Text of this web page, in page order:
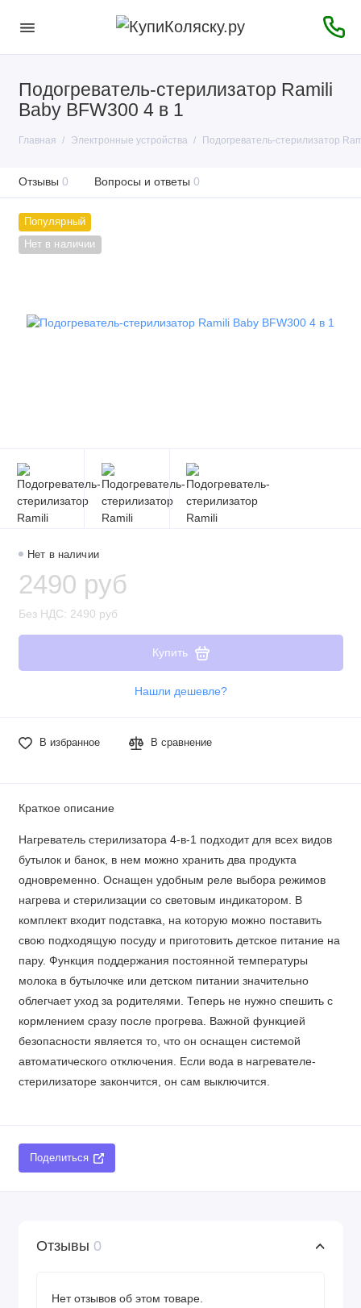
Подогреватель-стерилизатор Ramili
Baby BFW300 4 в 1
Главная Электронные устройства Подогреватель-стерилизатор
Отзывы 0 Вопросы и ответы 0
Популярный
Нет в наличии
Нет в наличии
2490 руб
Без НДС: 2490 руб
Купить
Нашли дешевле?
В избранное В сравнение
Краткое описание
Нагреватель стерилизатора 4-в-1 подходит для всех видов
бутылок и банок, в нем можно хранить два продукта
одновременно. Оснащен удобным реле выбора режимов
нагрева и стерилизации со световым индикатором. В
комплект входит подставка, на которую можно поставить
свою подходящую посуду и приготовить детское питание на
пару. Функция поддержания постоянной температуры
молока в бутылочке или детском питании значительно
облегчает уход за родителями. Теперь не нужно спешить с
кормлением сразу после прогрева. Важной функцией
безопасности является то, что он оснащен системой
автоматического отключения. Если вода в нагревателе-
стерилизаторе закончится, он сам выключится.
Поделиться
Отзывы 0
Нет отзывов об этом товаре.